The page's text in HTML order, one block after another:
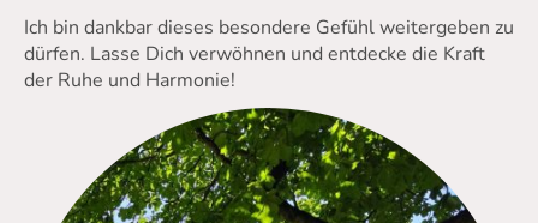
Ich bin dankbar dieses besondere Gefühl weitergeben zu
dürfen. Lasse Dich verwöhnen und entdecke die Kraft
der Ruhe und Harmonie!